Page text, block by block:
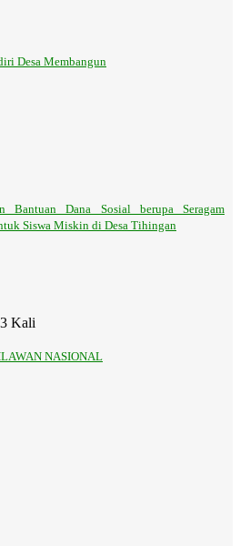
Desa Membangun
Bantuan Dana Sosial berupa Seragam
Siswa Miskin di Desa Tihingan
Kali
NASIONAL